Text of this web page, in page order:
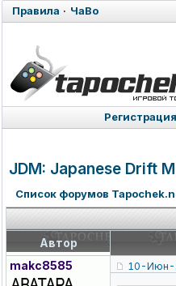
Правила · ЧаВо
Регистрация
JDM: Japanese Drift
Список форумов
Автор
makc8585
10-Июн-